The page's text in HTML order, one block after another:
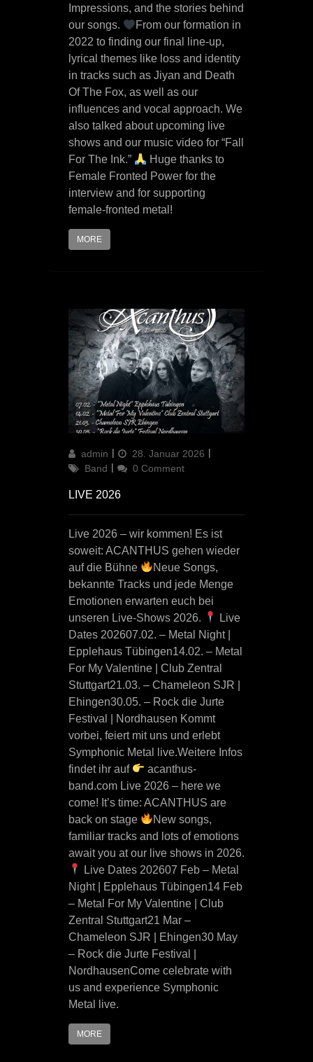
Impressions, and the stories behind
our songs.
From our formation in
2022 to finding our final line-up,
lyrical themes like loss and identity
in tracks such as Jiyan and Death
Of The Fox, as well as our
influences and vocal approach. We
also talked about upcoming live
shows and our music video for “Fall
For The Ink.”
Huge thanks to
Female Fronted Power for the
interview and for supporting
female-fronted metal!
MORE
Author
admin
Updated
on
28. Januar 2026
Band
0 Comment
LIVE 2026
Live 2026 – wir kommen! Es ist
soweit: ACANTHUS gehen wieder
auf die Bühne
Neue Songs,
bekannte Tracks und jede Menge
Emotionen erwarten euch bei
unseren Live-Shows 2026.
Live
Dates 202607.02. – Metal Night |
Epplehaus Tübingen14.02. – Metal
For My Valentine | Club Zentral
Stuttgart21.03. – Chameleon SJR |
Ehingen30.05. – Rock die Jurte
Festival | Nordhausen Kommt
vorbei, feiert mit uns und erlebt
Symphonic Metal live.Weitere Infos
findet ihr auf
acanthus-
band.com Live 2026 – here we
come! It’s time: ACANTHUS are
back on stage
New songs,
familiar tracks and lots of emotions
await you at our live shows in 2026.
Live Dates 202607 Feb – Metal
Night | Epplehaus Tübingen14 Feb
– Metal For My Valentine | Club
Zentral Stuttgart21 Mar –
Chameleon SJR | Ehingen30 May
– Rock die Jurte Festival |
NordhausenCome celebrate with
us and experience Symphonic
Metal live.
MORE